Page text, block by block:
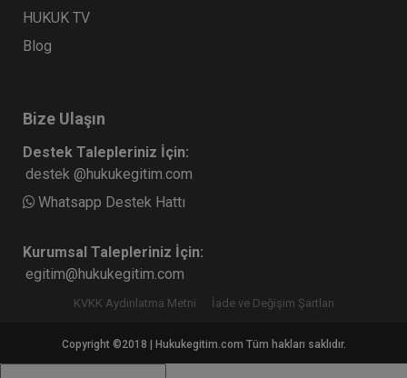
HUKUK TV
Blog
Bize Ulaşın
Destek Talepleriniz İçin:
destek @hukukegitim.com
Whatsapp Destek Hattı
Kurumsal Talepleriniz İçin:
egitim@hukukegitim.com
KVKK Aydınlatma Metni İade ve Değişim Şartları
Copyright ©2018 | Hukukegitim.com Tüm hakları saklıdır.